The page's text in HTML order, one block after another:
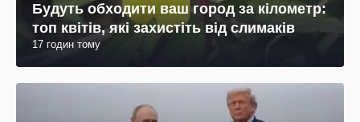
Будуть обходити ваш город за кілометр:
топ квітів, які захистіть від слимаків
17 годин тому